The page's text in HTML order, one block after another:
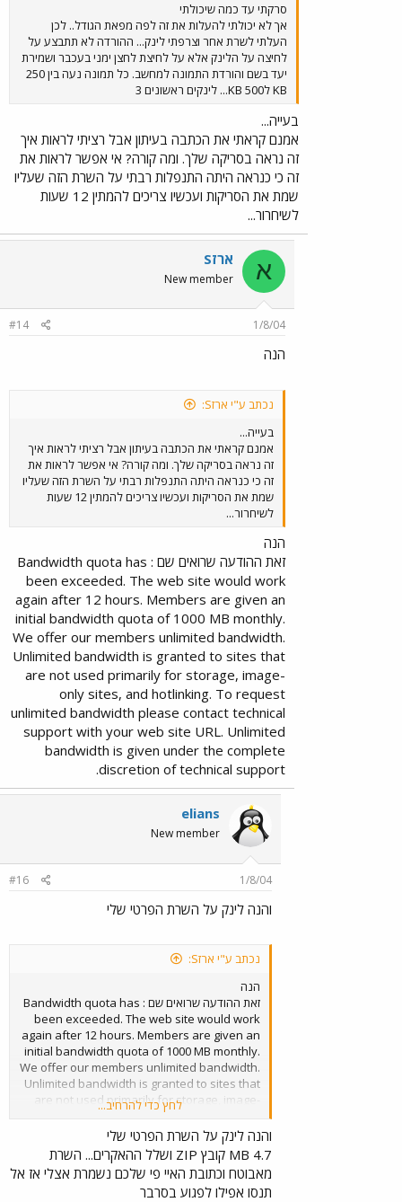
סרקתי עד כמה שיכולתי
אך לא יכולתי להעלות את זה לפה מפאת הגודל.. לכן
העלתי לשרת אחר וצרפתי לינק... ההורדה לא תתבצע על
לחיצה על הלינק אלא על לחיצת לחצן ימני בעכבר ושמירת
יעד בשם והורדת התמונה למחשב. כל תמונה נעה בין 250
KB ל500 KB... לינקים ראשונים 3
בעייה...
אמנם קראתי את הכתבה בעיתון אבל רציתי לראות איך
זה נראה בסריקה שלך. ומה קורה? אי אפשר לראות את
זה כי כנראה היתה התנפלות רבתי על השרת הזה שעליו
שמת את הסריקות ועכשיו צריכים להמתין 12 שעות
לשיחרור...
א ארזS
New member
1/8/04
#14
הנה
נכתב ע"י ארזS:
בעייה...
אמנם קראתי את הכתבה בעיתון אבל רציתי לראות איך
זה נראה בסריקה שלך. ומה קורה? אי אפשר לראות את
זה כי כנראה היתה התנפלות רבתי על השרת הזה שעליו
שמת את הסריקות ועכשיו צריכים להמתין 12 שעות
לשיחרור...
הנה
זאת ההודעה שרואים שם : Bandwidth quota has
been exceeded. The web site would work
again after 12 hours. Members are given an
initial bandwidth quota of 1000 MB monthly.
We offer our members unlimited bandwidth.
Unlimited bandwidth is granted to sites that
are not used primarily for storage, image-
only sites, and hotlinking. To request
unlimited bandwidth please contact technical
support with your web site URL. Unlimited
bandwidth is given under the complete
discretion of technical support.
elians
New member
1/8/04
#16
והנה לינק על השרת הפרטי שלי
נכתב ע"י ארזS:
הנה
זאת ההודעה שרואים שם : Bandwidth quota has
been exceeded. The web site would work
again after 12 hours. Members are given an
initial bandwidth quota of 1000 MB monthly.
We offer our members unlimited bandwidth.
Unlimited bandwidth is granted to sites that
are not used primarily for storage, image-
only sites, and hotlinking. To request
unlimited bandwidth please contact
technical support with your web site URL.
Unlimited bandwidth is given under the
complete discretion of technical support.
לחץ כדי להרחיב...
והנה לינק על השרת הפרטי שלי
4.7 MB קובץ ZIP ושלל ההאקרים... השרת
מאבוטח וכתובת האיי פי שלכם נשמרת אצלי אז אל
תנסו אפילו לפגוע בסרבר